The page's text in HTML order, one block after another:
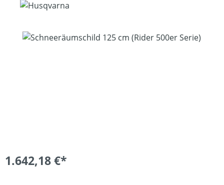
Bildergalerie überspringen
1.642,18 €*